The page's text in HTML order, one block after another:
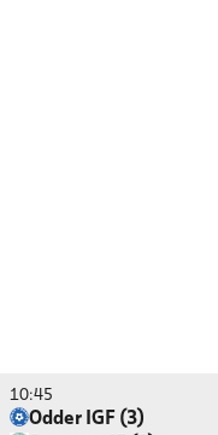
10:45
Odder IGF (3)